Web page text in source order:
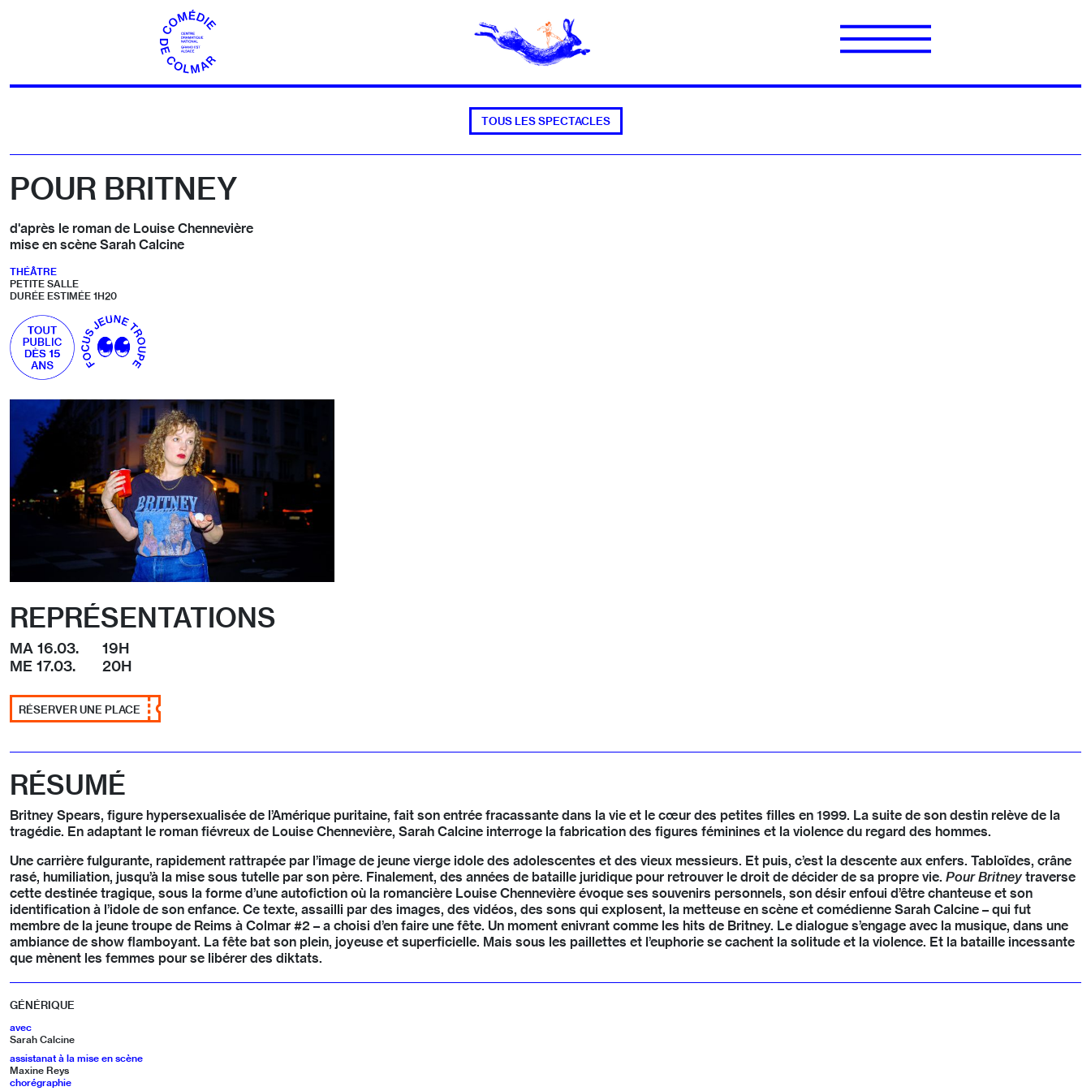
TOUS LES SPECTACLES
POUR BRITNEY
d'après le roman de Louise Chennevière
mise en scène Sarah Calcine
THÉÂTRE
PETITE SALLE
DURÉE ESTIMÉE 1H20
REPRÉSENTATIONS
MA 16.03.
19H
ME 17.03.
20H
RÉSERVER UNE PLACE
RÉSUMÉ
Britney Spears, figure hypersexualisée de l’Amérique puritaine, fait son entrée fracassante dans la vie et le cœur des petites filles en 1999. La suite de son destin relève de la
tragédie. En adaptant le roman fiévreux de Louise Chennevière, Sarah Calcine interroge la fabrication des figures féminines et la violence du regard des hommes.
Une carrière fulgurante, rapidement rattrapée par l’image de jeune vierge idole des adolescentes et des vieux messieurs. Et puis, c’est la descente aux enfers. Tabloïdes, crâne
rasé, humiliation, jusqu’à la mise sous tutelle par son père. Finalement, des années de bataille juridique pour retrouver le droit de décider de sa propre vie. Pour Britney traverse
cette destinée tragique, sous la forme d’une autofiction où la romancière Louise Chennevière évoque ses souvenirs personnels, son désir enfoui d’être chanteuse et son
identification à l’idole de son enfance. Ce texte, assailli par des images, des vidéos, des sons qui explosent, la metteuse en scène et comédienne Sarah Calcine – qui fut
membre de la jeune troupe de Reims à Colmar #2 – a choisi d’en faire une fête. Un moment enivrant comme les hits de Britney. Le dialogue s’engage avec la musique, dans une
ambiance de show flamboyant. La fête bat son plein, joyeuse et superficielle. Mais sous les paillettes et l’euphorie se cachent la solitude et la violence. Et la bataille incessante
que mènent les femmes pour se libérer des diktats.
GÉNÉRIQUE
avec
Sarah Calcine
assistanat à la mise en scène
Maxine Reys
chorégraphie